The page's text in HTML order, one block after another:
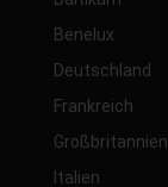
Benelux
Deutschland
Frankreich
Großbritannien
Italien